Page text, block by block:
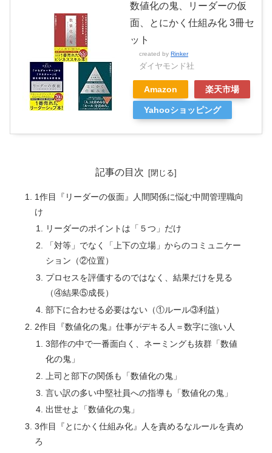
数値化の鬼、リーダーの仮
面、とにかく仕組み化 3冊セ
ット
created by Rinker
ダイヤモンド社
Amazon 楽天市場
Yahooショッピング
記事の目次
1作目『リーダーの仮面』人間関係に悩む中間管理職向
け
リーダーのポイントは「５つ」だけ
「対等」でなく「上下の立場」からのコミュニケー
ション（②位置）
プロセスを評価するのではなく、結果だけを見る
（④結果⑤成長）
部下に合わせる必要はない（①ルール③利益）
2作目『数値化の鬼』仕事がデキる人＝数字に強い人
3部作の中で一番面白く、ネーミングも抜群「数値
化の鬼」
上司と部下の関係も「数値化の鬼」
言い訳の多い中堅社員への指導も「数値化の鬼」
出世せよ「数値化の鬼」
3作目『とにかく仕組み化』人を責めるなルールを責め
ろ